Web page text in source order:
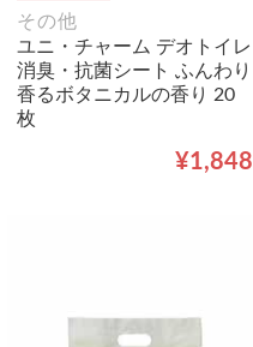
その他
ユニ・チャーム デオトイレ
消臭・抗菌シート ふんわり
香るボタニカルの香り 20
枚
¥1,848